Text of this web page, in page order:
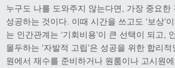
누구도 나를 도와주지 않는다면, 가장 중요한
성공하는 것이다. 이때 시간을 쓰고도 ‘보상’
는 인간관계는 ‘기회비용’이 큰 선택이 되고,
몰두하는 ‘자발적 고립’은 성공을 위한 합리
원에서 재수를 준비하거나 원룸이나 고시원